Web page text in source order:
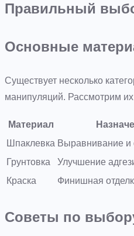
Правильный
Основные
Существует несколько
манипуляций. Рассмотрим
Материал
Шпаклевка Выравнивание и
Грунтовка
Улучшение
Краска
Финишная
Советы по